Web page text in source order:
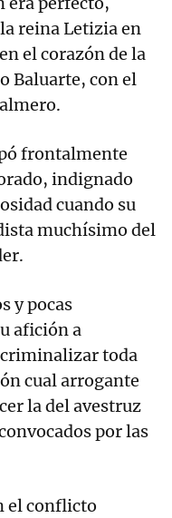
reina Letizia en
el corazón de la
Baluarte, con el
frontalmente
indignado
cuando su
muchísimo del
y pocas
afición a
toda
cual arrogante
la del avestruz
por las
el conflicto